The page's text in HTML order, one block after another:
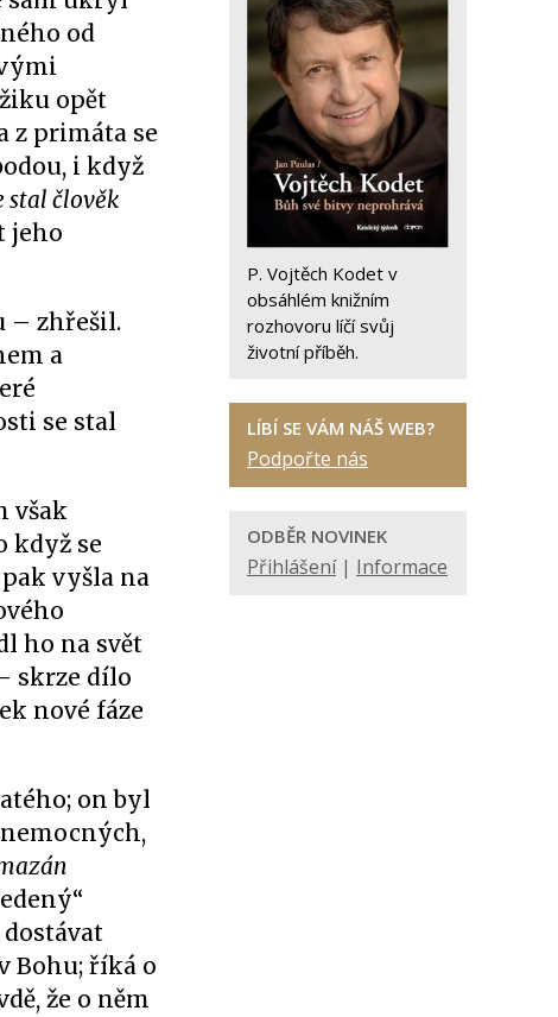
od
opět
z primáta se
i když
stal člověk
jeho
– zhřešil.
a
se stal
však
když se
vyšla na
ho na svět
skrze dílo
nové fáze
on byl
dostávat
Bohu; říká o
že o něm
P. Vojtěch Kodet v
obsáhlém knižním
rozhovoru líčí svůj
životní příběh.
LÍBÍ SE VÁM NÁŠ WEB?
Podpořte nás
ODBĚR NOVINEK
Přihlášení| Informace